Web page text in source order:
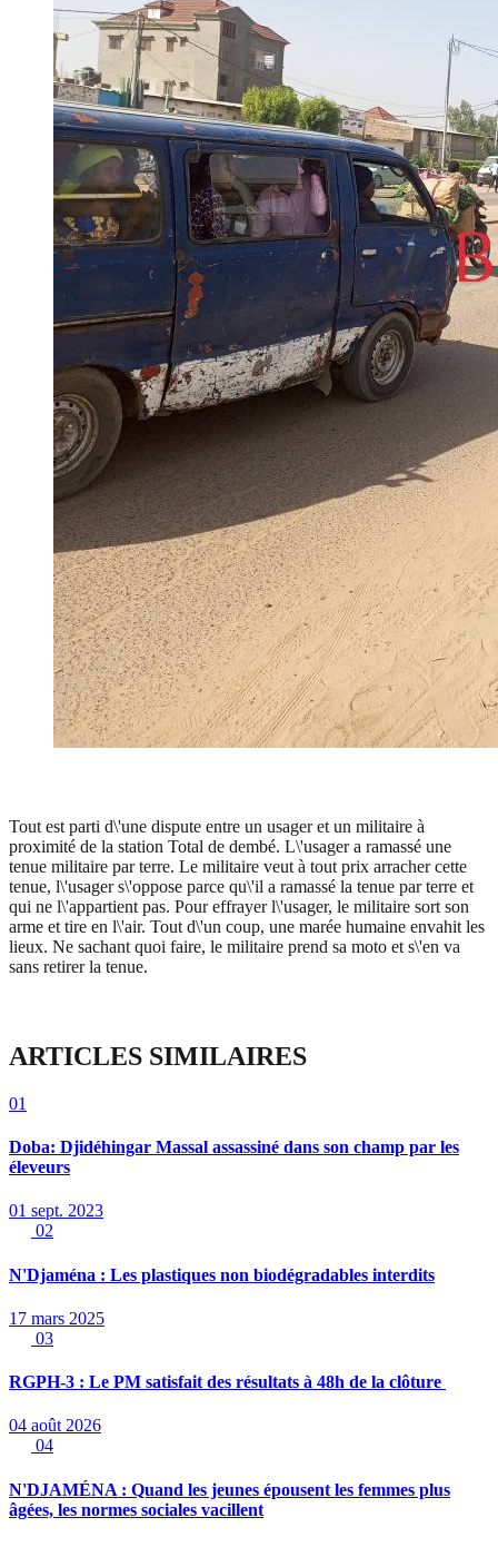
Tout est parti d\'une dispute entre un usager et un militaire à
proximité de la station Total de dembé. L\'usager a ramassé une
tenue militaire par terre. Le militaire veut à tout prix arracher cette
tenue, l\'usager s\'oppose parce qu\'il a ramassé la tenue par terre et
qui ne l\'appartient pas. Pour effrayer l\'usager, le militaire sort son
arme et tire en l\'air. Tout d\'un coup, une marée humaine envahit les
lieux. Ne sachant quoi faire, le militaire prend sa moto et s\'en va
sans retirer la tenue.
ARTICLES SIMILAIRES
01
Doba: Djidéhingar Massal assassiné dans son champ par les
éleveurs
01 sept. 2023
02
N'Djaména : Les plastiques non biodégradables interdits
17 mars 2025
03
RGPH-3 : Le PM satisfait des résultats à 48h de la clôture
04 août 2026
04
N'DJAMÉNA : Quand les jeunes épousent les femmes plus
âgées, les normes sociales vacillent